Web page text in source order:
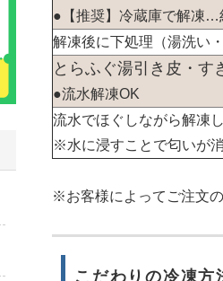
●【推奨】冷蔵庫で解凍
解凍後に下処理（湯洗い
とらふぐ湯引き皮・す
●流水解凍OK
流水でほぐしながら解凍
※水に浸すことで匂いが
※お客様によってご注文
こだわりの冷凍方